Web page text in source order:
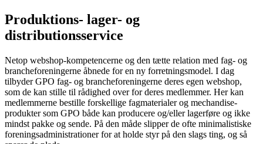
Produktions- lager- og
distributionsservice
Netop webshop-kompetencerne og den tætte relation med fag- og
brancheforeningerne åbnede for en ny forretningsmodel. I dag
tilbyder GPO fag- og brancheforeningerne deres egen webshop,
som de kan stille til rådighed over for deres medlemmer. Her kan
medlemmerne bestille forskellige fagmaterialer og mechandise-
produkter som GPO både kan producere og/eller lagerføre og ikke
mindst pakke og sende. På den måde slipper de ofte minimalistiske
foreningsadministrationer for at holde styr på den slags ting, og så